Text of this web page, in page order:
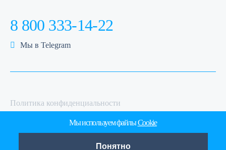
Политика конфиденциальности
8 800 333-14-22
Мы в Telegram
Мы используем файлыCookie
Понятно